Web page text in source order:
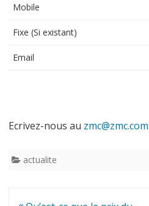
Mobile
Fixe (Si existant)
Email
Ecrivez-nous au
actualite